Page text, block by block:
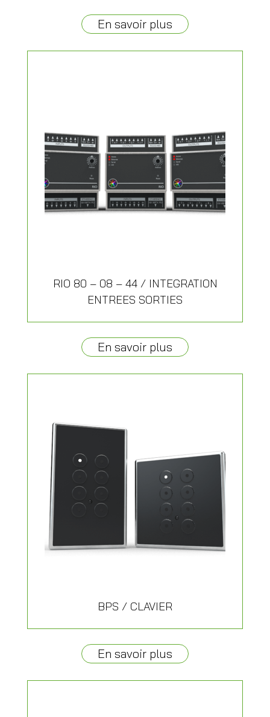
En savoir plus
RIO 80 – 08 – 44 / INTEGRATION
ENTREES SORTIES
En savoir plus
BPS / CLAVIER
En savoir plus